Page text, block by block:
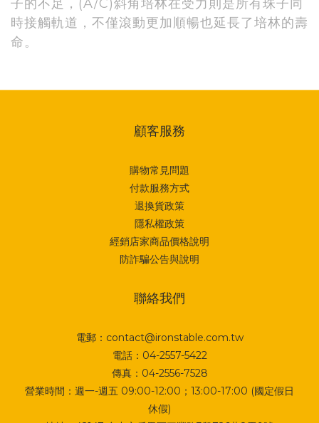
子的不足，(A/C)斜角培林在受力則是所有珠子同
時接觸軌道，不僅滾動更加順暢也延長了培林的壽
命。
顧客服務
購物常見問題
付款服務方式
退換貨政策
隱私權政策
經銷店家商品價格說明
防詐騙公告與說明
聯絡我們
電郵：contact@ironstable.com.tw
電話：04-2557-5422
傳真：04-2556-7528
營業時間：週一-週五 09:00-12:00；13:00-17:00 (國定假日
休假)